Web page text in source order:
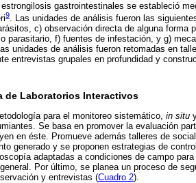
gastrointestinales se estableció
9. Las unidades de análisis fueron las
c) observación directa de alguna forma
parasitario, f) fuentes de infestación, y g)
unidades de análisis fueron retomadas en
entrevistas grupales en profundidad y
de Laboratorios Interactivos
para el monitoreo sistemático, in situ
Se basa en promover la evaluación
en éste. Promueve además talleres de
generado y se proponen estrategias de
adaptadas a condiciones de campo para
Por último, se planea un proceso de
y entrevistas (Cuadro 2).